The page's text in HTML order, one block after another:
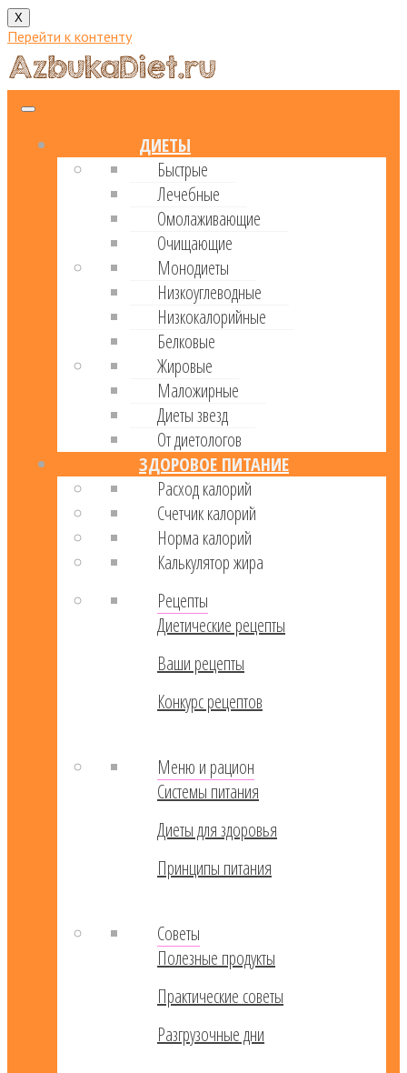
X
Перейти к контенту
ДИЕТЫ
Быстрые
Лечебные
Омолаживающие
Очищающие
Монодиеты
Низкоуглеводные
Низкокалорийные
Белковые
Жировые
Маложирные
Диеты звезд
От диетологов
ЗДОРОВОЕ ПИТАНИЕ
Расход калорий
Cчетчик калорий
Норма калорий
Калькулятор жира
Рецепты
Диетические рецепты
Ваши рецепты
Конкурс рецептов
Меню и рацион
Системы питания
Диеты для здоровья
Принципы питания
Советы
Полезные продукты
Практические советы
Разгрузочные дни